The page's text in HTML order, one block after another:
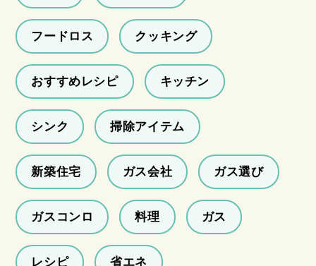
フードロス クッキング
おすすめレシピ キッチン
シンク 掃除アイテム
新築住宅 ガス会社 ガス選び
ガスコンロ 料理 ガス
レシピ 省エネ